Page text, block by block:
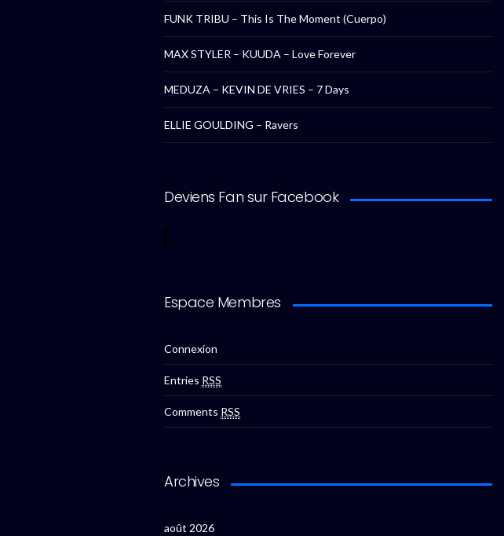
FUNK TRIBU – This Is The Moment (Cuerpo)
MAX STYLER – KUUDA – Love Forever
MEDUZA – KEVIN DE VRIES – 7 Days
ELLIE GOULDING – Ravers
Deviens Fan sur Facebook
Espace Membres
Connexion
Entries RSS
Comments RSS
Archives
août 2026